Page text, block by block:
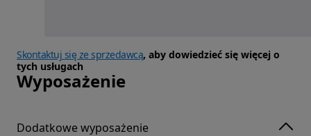
Skontaktuj się ze sprzedawcą, aby dowiedzieć się więcej o
tych usługach
Wyposażenie
Dodatkowe wyposażenie